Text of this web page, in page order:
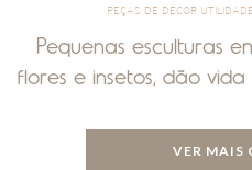
PEÇAS DE DÉCOR
Pequenas esculturas
flores e insetos, dão
VER MAIS